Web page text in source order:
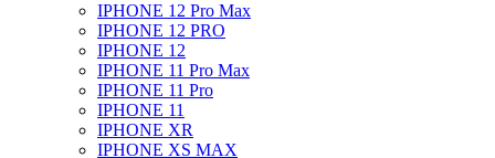
IPHONE 12 Pro Max
IPHONE 12 PRO
IPHONE 12
IPHONE 11 Pro Max
IPHONE 11 Pro
IPHONE 11
IPHONE XR
IPHONE XS MAX